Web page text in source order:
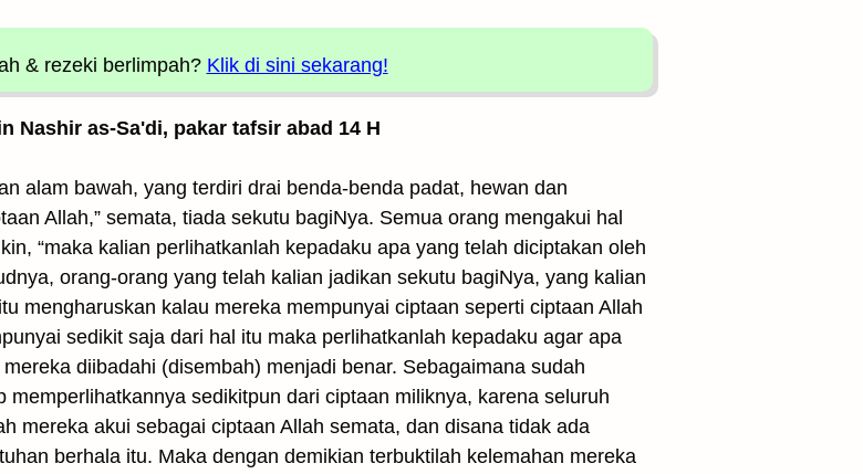
& rezeki berlimpah? Klik di sini sekarang!
Nashir as-Sa'di, pakar tafsir abad 14 H
alam bawah, yang terdiri drai benda-benda padat, hewan dan
Allah,” semata, tiada sekutu bagiNya. Semua orang mengakui hal
“maka kalian perlihatkanlah kepadaku apa yang telah diciptakan oleh
orang-orang yang telah kalian jadikan sekutu bagiNya, yang kalian
mengharuskan kalau mereka mempunyai ciptaan seperti ciptaan Allah
sedikit saja dari hal itu maka perlihatkanlah kepadaku agar apa
diibadahi (disembah) menjadi benar. Sebagaimana sudah
sedikitpun dari ciptaan miliknya, karena seluruh
mereka akui sebagai ciptaan Allah semata, dan disana tidak ada
berhala itu. Maka dengan demikian terbuktilah kelemahan mereka